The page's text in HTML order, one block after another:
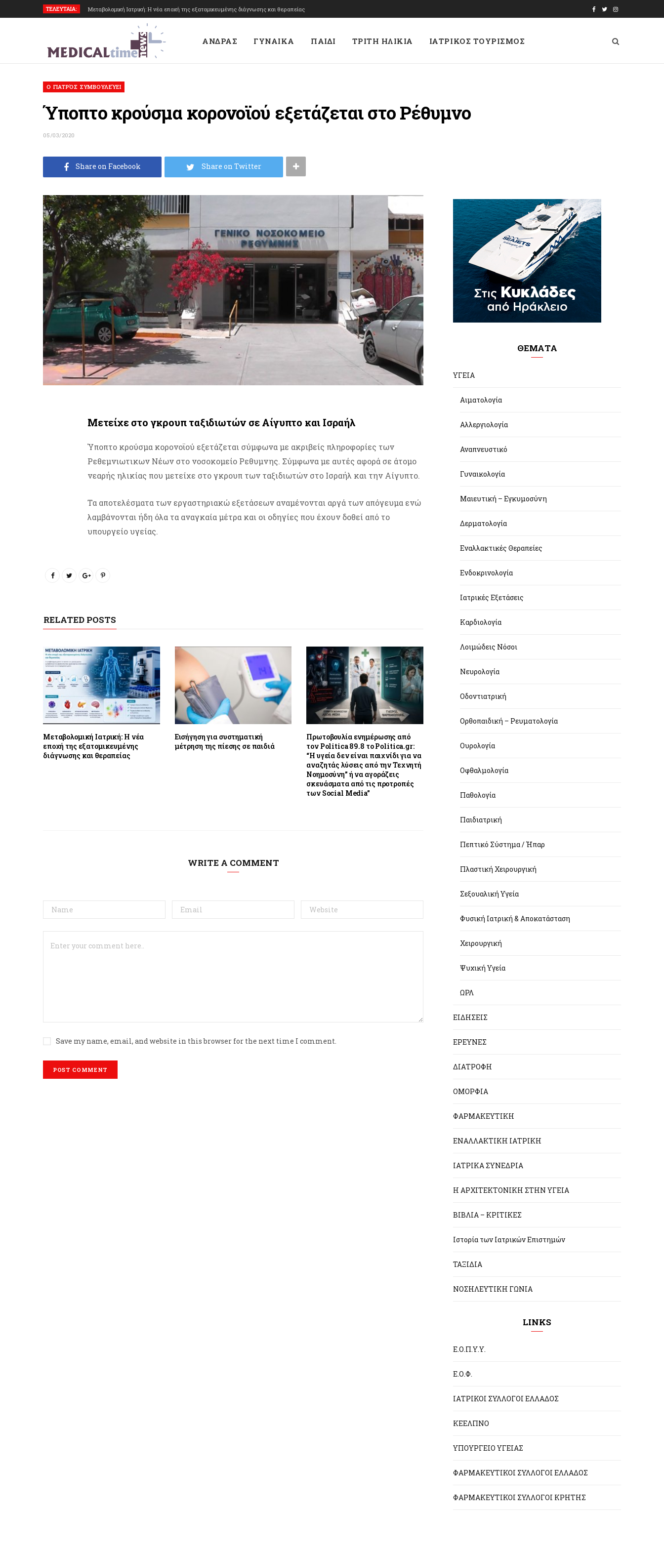
ΤΕΛΕΥΤΑΙΑ: Μεταβολομική Ιατρική: Η νέα εποχή της εξατομικευμένης διάγνωσης και θεραπείας
e
T
t
I
s
t
ΑΝΔΡΑΣ ΓΥΝΑΙΚΑ ΠΑΙΔΙ ΤΡΙΤΗ ΗΛΙΚΙΑ ΙΑΤΡΙΚΟΣ ΤΟΥΡΙΣΜΟΣ
O ΓΙΑΤΡΌΣ ΣΥΜΒΟΥΛΕΎΕΙ
Ύποπτο κρούσμα κορονοϊού εξετάζεται στο Ρέθυμνο
05/03/2020
Share on Facebook Share on Twitter
Μετείχε στο γκρουπ ταξιδιωτών σε Αίγυπτο και Ισραήλ
Ύποπτο κρούσμα κορονοϊού εξετάζεται σύμφωνα με ακριβείς πληροφορίες των
Ρεθεμνιωτικων Νέων στο νοσοκομείο Ρεθυμνης. Σύμφωνα με αυτές αφορά σε άτομο
νεαρής ηλικίας που μετείχε στο γκρουπ των ταξιδιωτών στο Ισραήλ και την Αίγυπτο.
Τα αποτελέσματα των εργαστηριακώ εξετάσεων αναμένονται αργά των απόγευμα ενώ
λαμβάνονται ήδη όλα τα αναγκαία μέτρα και οι οδηγίες που έχουν δοθεί από το
υπουργείο υγείας.
RELATED POSTS
Μεταβολομική Ιατρική: Η νέα
εποχή της εξατομικευμένης
διάγνωσης και θεραπείας
Εισήγηση για συστηματική
μέτρηση της πίεσης σε παιδιά
Πρωτοβουλία ενημέρωσης από
τον Politica 89.8 το Politica.gr:
“Η υγεία δεν είναι παιχνίδι για να
αναζητάς λύσεις από την Τεχνητή
Νοημοσύνη” ή να αγοράζεις
σκευάσματα από τις προτροπές
των Social Media”
WRITE A COMMENT
Save my name, email, and website in this browser for the next time I comment.
ΘΕΜΑΤΑ
ΥΓΕΙΑ
Αιματολογία
Αλλεργιολογία
Αναπνευστικό
Γυναικολογία
Μαιευτική – Εγκυμοσύνη
Δερματολογία
Εναλλακτικές Θεραπείες
Ενδοκρινολογία
Ιατρικές Εξετάσεις
Καρδιολογία
Λοιμώδεις Νόσοι
Νευρολογία
Οδοντιατρική
Ορθοπαιδική – Ρευματολογία
Ουρολογία
Οφθαλμολογία
Παθολογία
Παιδιατρική
Πεπτικό Σύστημα / Ήπαρ
Πλαστική Χειρουργική
Σεξουαλική Υγεία
Φυσική Ιατρική & Αποκατάσταση
Χειρουργική
Ψυχική Υγεία
ΩΡΛ
ΕΙΔΗΣΕΙΣ
ΕΡΕΥΝΕΣ
ΔΙΑΤΡΟΦΗ
ΟΜΟΡΦΙΑ
ΦΑΡΜΑΚΕΥΤΙΚΗ
ΕΝΑΛΛΑΚΤΙΚΗ ΙΑΤΡΙΚΗ
ΙΑΤΡΙΚΑ ΣΥΝΕΔΡΙΑ
Η ΑΡΧΙΤΕΚΤΟΝΙΚΗ ΣΤΗΝ ΥΓΕΙΑ
ΒΙΒΛΙΑ – ΚΡΙΤΙΚΕΣ
Ιστορία των Ιατρικών Επιστημών
ΤΑΞΙΔΙΑ
ΝΟΣΗΛΕΥΤΙΚΗ ΓΩΝΙΑ
LINKS
Ε.Ο.Π.Υ.Υ.
Ε.Ο.Φ.
ΙΑΤΡΙΚΟΙ ΣΥΛΛΟΓΟΙ ΕΛΛΑΔΟΣ
ΚΕΕΛΠΝΟ
ΥΠΟΥΡΓΕΙΟ ΥΓΕΙΑΣ
ΦΑΡΜΑΚΕΥΤΙΚΟΙ ΣΥΛΛΟΓΟΙ ΕΛΛΑΔΟΣ
ΦΑΡΜΑΚΕΥΤΙΚΟΙ ΣΥΛΛΟΓΟΙ ΚΡΗΤΗΣ